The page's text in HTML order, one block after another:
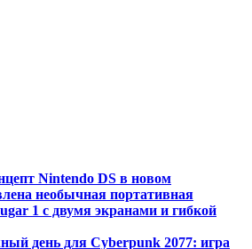
Nintendo DS в новом
необычная портативная
1 с двумя экранами и гибкой
день для Cyberpunk 2077: игра